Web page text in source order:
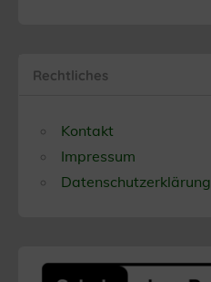
Rechtliches
Kontakt
Impressum
Datenschutzerklärung